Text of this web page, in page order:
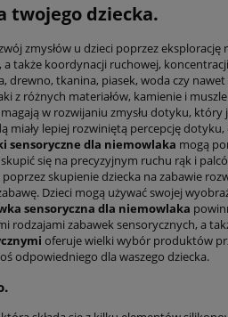
twojego dziecka.
zmysłów u dzieci poprzez
także koordynacji ruchowej,
tkanina, piasek, woda czy
z różnych materiałów, kamienie i
w rozwijaniu zmysłu dotyku,
lepiej rozwiniętą percepcję
sensoryczne dla niemowlaka mogą
się na precyzyjnym ruchu rąk i
poprzez skupienie dziecka na zabawie
Dzieci mogą używać swojej
sensoryczna dla niemowlaka
rodzajami zabawek sensorycznych, a
oferuje wielki wybór produktów
odpowiedniego dla waszego dziecka.